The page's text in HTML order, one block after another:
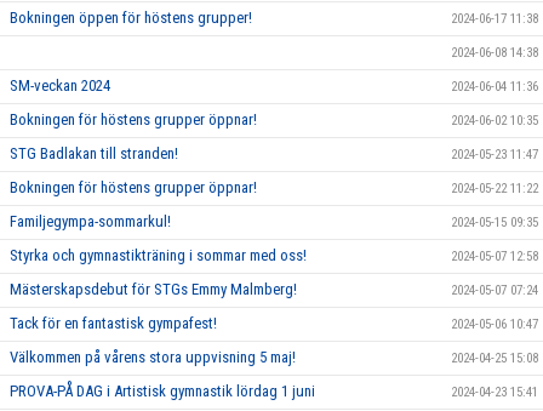
Bokningen öppen för höstens grupper! 2024-06-17 11:38
2024-06-08 14:38
SM-veckan 2024 2024-06-04 11:36
Bokningen för höstens grupper öppnar! 2024-06-02 10:35
STG Badlakan till stranden! 2024-05-23 11:47
Bokningen för höstens grupper öppnar! 2024-05-22 11:22
Familjegympa-sommarkul! 2024-05-15 09:35
Styrka och gymnastikträning i sommar med oss! 2024-05-07 12:58
Mästerskapsdebut för STGs Emmy Malmberg! 2024-05-07 07:24
Tack för en fantastisk gympafest! 2024-05-06 10:47
Välkommen på vårens stora uppvisning 5 maj! 2024-04-25 15:08
PROVA-PÅ DAG i Artistisk gymnastik lördag 1 juni 2024-04-23 15:41